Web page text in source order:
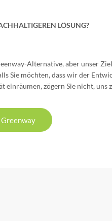
LÖSUNG?
Alternative, aber unser
Sie möchten, dass wir der
zögern Sie nicht, uns